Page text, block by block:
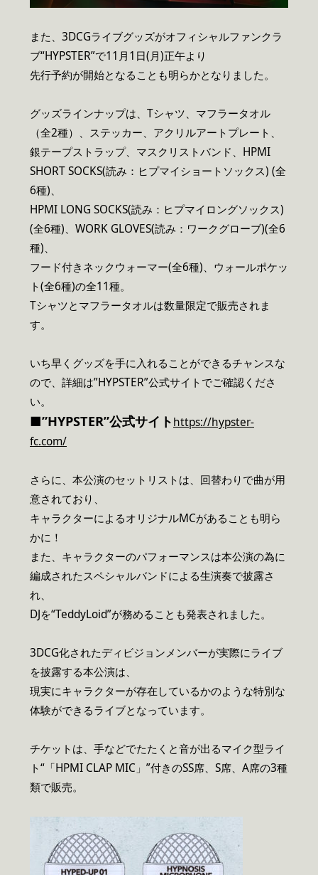
また、3DCGライブグッズがオフィシャルファンクラ
ブ“HYPSTER”で11月1日(月)正午より
先行予約が開始となることも明らかとなりました。
グッズラインナップは、Tシャツ、マフラータオル
（全2種）、ステッカー、アクリルアートプレート、
銀テープストラップ、マスクリストバンド、HPMI
SHORT SOCKS(読み：ヒプマイショートソックス) (全
6種)、
HPMI LONG SOCKS(読み：ヒプマイロングソックス)
(全6種)、WORK GLOVES(読み：ワークグローブ)(全6
種)、
フード付きネックウォーマー(全6種)、ウォールポケッ
ト(全6種)の全11種。
Tシャツとマフラータオルは数量限定で販売されま
す。
いち早くグッズを手に入れることができるチャンスな
ので、詳細は”HYPSTER”公式サイトでご確認くださ
い。
■”HYPSTER”公式サイトhttps://hypster-
fc.com/
さらに、本公演のセットリストは、回替わりで曲が用
意されており、
キャラクターによるオリジナルMCがあることも明ら
かに！
また、キャラクターのパフォーマンスは本公演の為に
編成されたスペシャルバンドによる生演奏で披露さ
れ、
DJを“TeddyLoid”が務めることも発表されました。
3DCG化されたディビジョンメンバーが実際にライブ
を披露する本公演は、
現実にキャラクターが存在しているかのような特別な
体験ができるライブとなっています。
チケットは、手などでたたくと音が出るマイク型ライ
ト“「HPMI CLAP MIC」”付きのSS席、S席、A席の3種
類で販売。